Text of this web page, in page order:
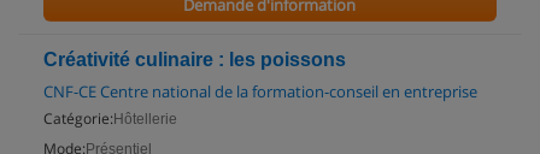
Demande d'information
Créativité culinaire : les poissons
CNF-CE Centre national de la formation-conseil en entreprise
Catégorie: Hôtellerie
Mode: Présentiel